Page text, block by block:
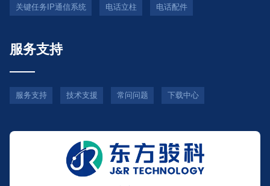
关键任务IP通信系统 电话立柱 电话配件
服务支持
服务支持 技术支援 常问问题 下载中心